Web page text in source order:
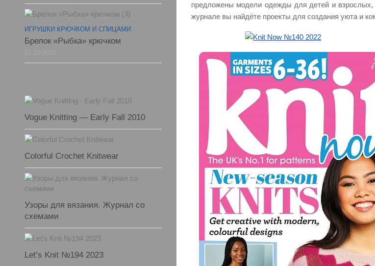
предложены модели одежды для детей и взрослых,
журнале вы найдёте проекты для создания уюта и
ИГРУШКИ КРЮЧКОМ И СПИЦАМИ
Брелок «Рыбка» крючком
Vogue Knitting — Early Fall 2010
Colorful Crochet Knitwear
Узоры для вязания. Журнал со
схемами
Let’s Knit №194 2023